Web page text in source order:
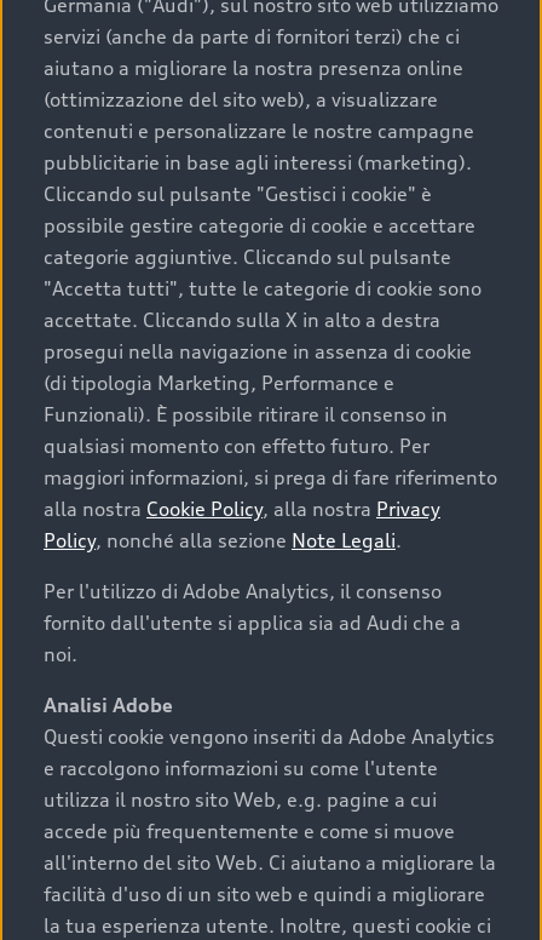
La qualità di acquistare
un’auto usata Audi
Scegliere un’auto usata è una decisione che coniuga
convenienza, affidabilità e sostenibilità. Per fare un
acquisto sicuro, è essenziale considerare aspetti
determinanti come la garanzia inclusa e l’affidabilità del
marchio. Audi offre l’auto usata perfetta tramite Audi
Prima Scelta :plus
Cosa sapere prima di
acquistare la tua prossima
auto
I requisiti fondamentali da considerare prima di
acquistare un’auto usata, oltre al prezzo e all'aspetto,
chilometraggio: un valore contenuto corrisponde a
uno stato migliore del veicolo e a una maggiore
durata nel tempo;
cronologia dei tagliandi: una documentazione
completa della vettura certifica una manutenzione
costante e accurata;
Germania ("Audi"), sul nostro sito web utilizziamo
servizi (anche da parte di fornitori terzi) che ci
aiutano a migliorare la nostra presenza online
(ottimizzazione del sito web), a visualizzare
contenuti e personalizzare le nostre campagne
pubblicitarie in base agli interessi (marketing).
Cliccando sul pulsante "Gestisci i cookie" è
possibile gestire categorie di cookie e accettare
categorie aggiuntive. Cliccando sul pulsante
"Accetta tutti", tutte le categorie di cookie sono
accettate. Cliccando sulla X in alto a destra
prosegui nella navigazione in assenza di cookie
(di tipologia Marketing, Performance e
Funzionali). È possibile ritirare il consenso in
qualsiasi momento con effetto futuro. Per
maggiori informazioni, si prega di fare riferimento
alla nostra Cookie Policy, alla nostra Privacy
Policy, nonché alla sezione Note Legali.
Per l'utilizzo di Adobe Analytics, il consenso
fornito dall'utente si applica sia ad Audi che a
noi.
Analisi Adobe
Questi cookie vengono inseriti da Adobe Analytics
e raccolgono informazioni su come l'utente
utilizza il nostro sito Web, e.g. pagine a cui
accede più frequentemente e come si muove
all'interno del sito Web. Ci aiutano a migliorare la
facilità d'uso di un sito web e quindi a migliorare
la tua esperienza utente. Inoltre, questi cookie ci